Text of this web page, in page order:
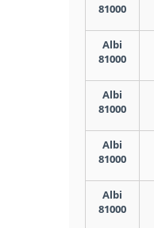
81000
Albi
81000
Albi
81000
Albi
81000
Albi
81000